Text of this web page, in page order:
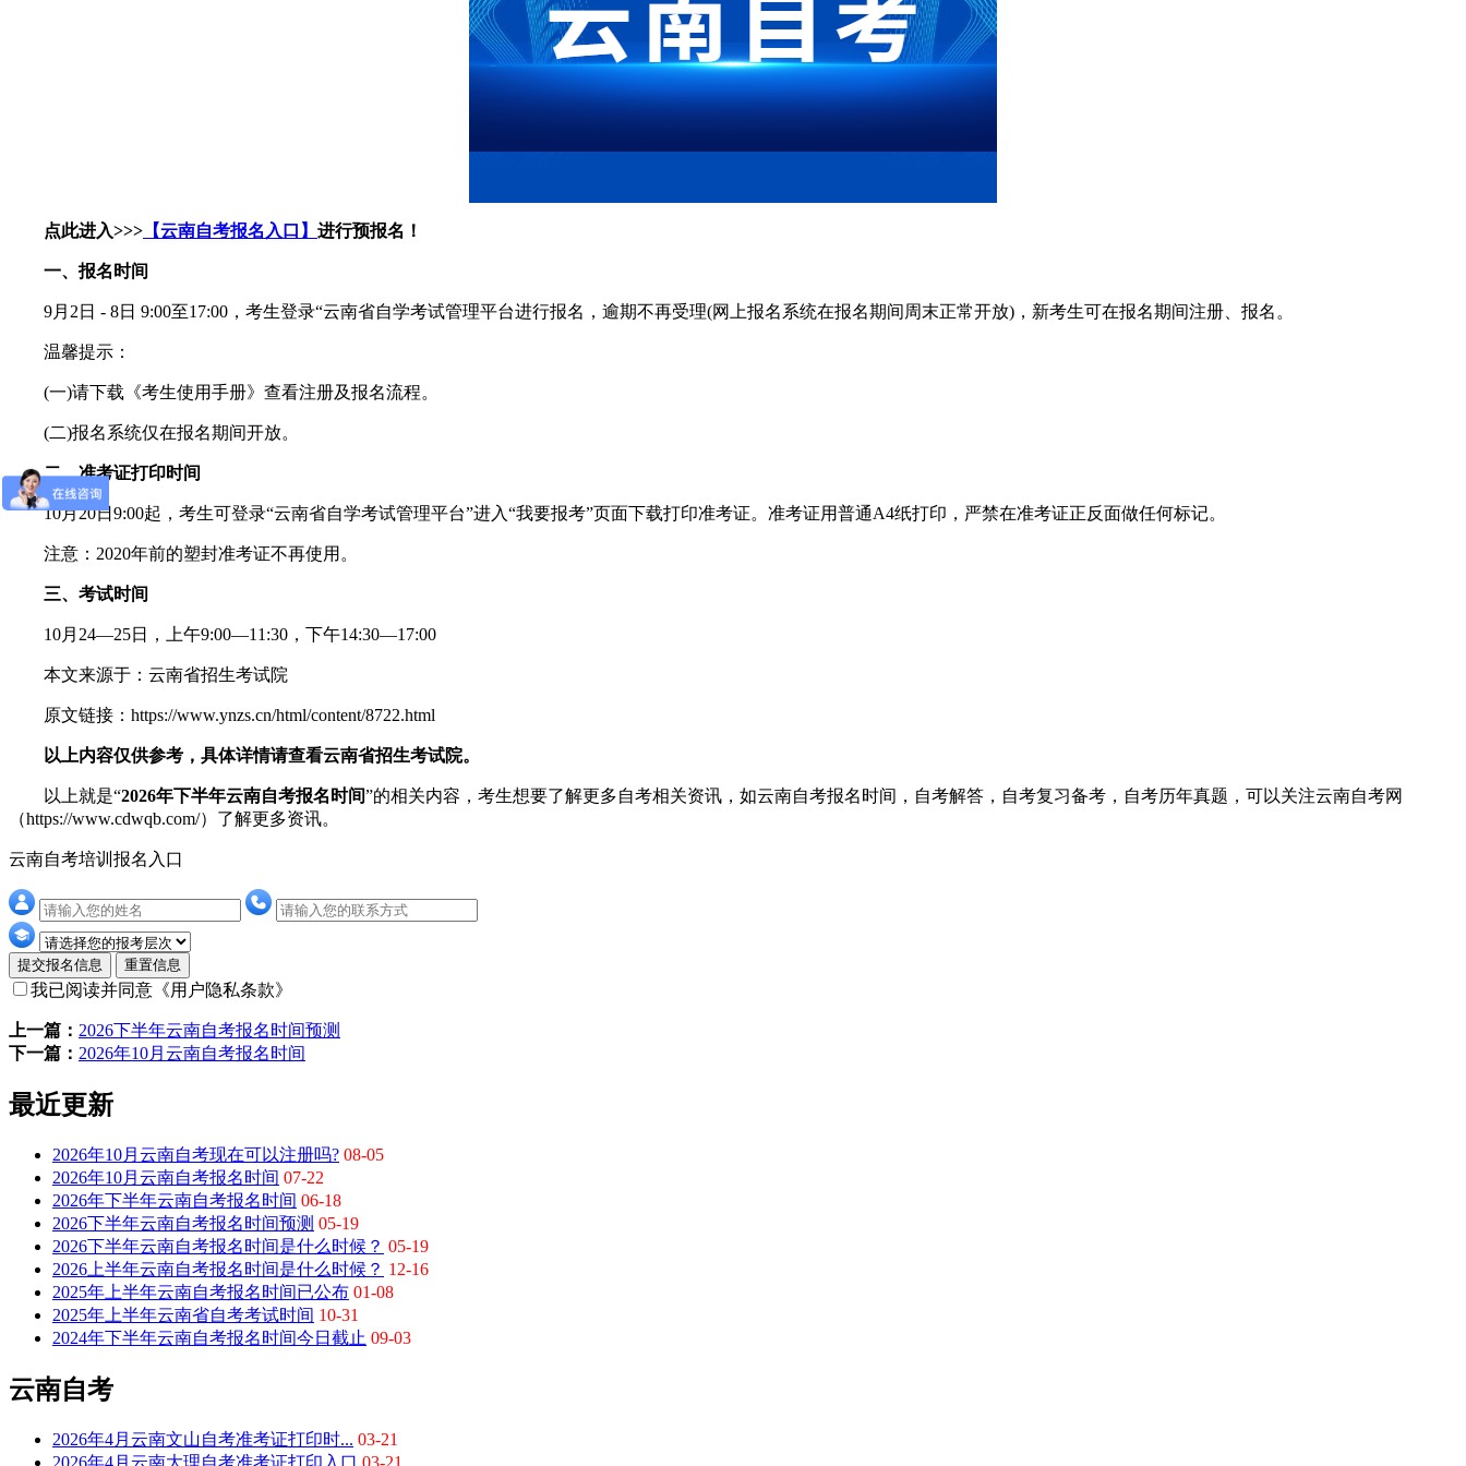
点此进入>>> 【云南自考报名入口】 进行预报名！
一、报名时间
9月2日 - 8日 9:00至17:00，考生登录“云南省自学考试管理平台进行报名，逾期不再受理(网上报名系统在报名期间周末正常开放)，新考生可在报名期间注册、报名。
温馨提示：
(一)请下载《考生使用手册》查看注册及报名流程。
(二)报名系统仅在报名期间开放。
二、准考证打印时间
10月20日9:00起，考生可登录“云南省自学考试管理平台”进入“我要报考”页面下载打印准考证。准考证用普通A4纸打印，严禁在准考证正反面做任何标记。
注意：2020年前的塑封准考证不再使用。
三、考试时间
10月24—25日，上午9:00—11:30，下午14:30—17:00
本文来源于：云南省招生考试院
原文链接：https://www.ynzs.cn/html/content/8722.html
以上内容仅供参考，具体详情请查看云南省招生考试院。
以上就是“2026年下半年云南自考报名时间”的相关内容，考生想要了解更多自考相关资讯，如云南自考报名时间，自考解答，自考复习备考，自考历年真题，可以关注云南自考网
（https://www.cdwqb.com/）了解更多资讯。
云南自考培训报名入口
提交报名信息 重置信息
我已阅读并同意 《用户隐私条款》
上一篇： 2026下半年云南自考报名时间预测
下一篇： 2026年10月云南自考报名时间
最近更新
2026年10月云南自考现在可以注册吗? 08-05
2026年10月云南自考报名时间 07-22
2026年下半年云南自考报名时间 06-18
2026下半年云南自考报名时间预测 05-19
2026下半年云南自考报名时间是什么时候？ 05-19
2026上半年云南自考报名时间是什么时候？ 12-16
2025年上半年云南自考报名时间已公布 01-08
2025年上半年云南省自考考试时间 10-31
2024年下半年云南自考报名时间今日截止 09-03
云南自考
2026年4月云南文山自考准考证打印时... 03-21
2026年4月云南大理自考准考证打印入口 03-21